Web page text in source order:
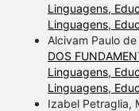
Linguagens,
Linguagens,
Alcivam Paulo
DOS
Linguagens,
Linguagens,
Izabel Petraglia,